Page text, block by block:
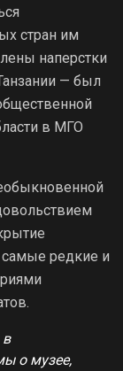
стран им
наперстки
— был
в МГО
самые редкие и
в
о музее,